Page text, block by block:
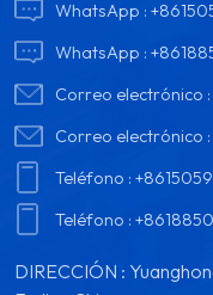
WhatsApp :
WhatsApp :
Correo electrónico :
Correo electrónico
Teléfono :
Teléfono :
DIRECCIÓN :